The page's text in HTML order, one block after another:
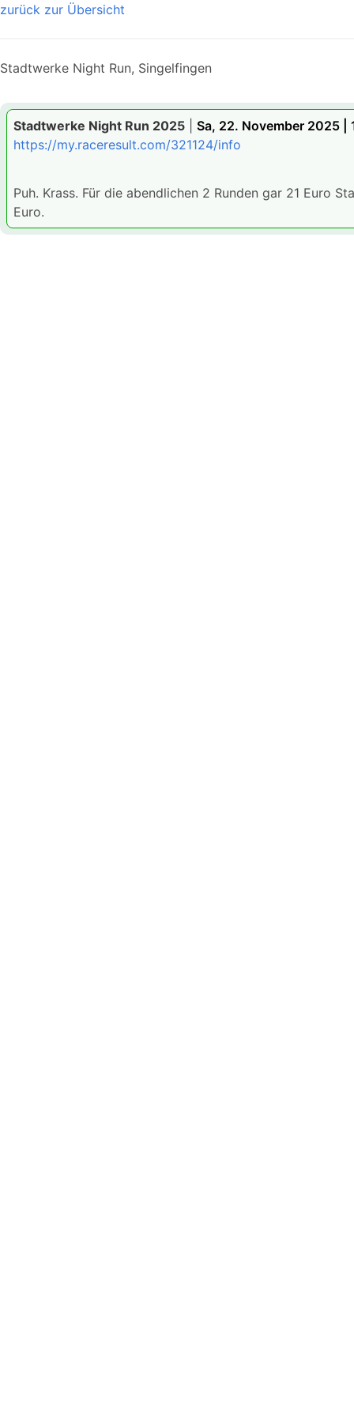
zurück zur Übersicht
Stadtwerke Night Run, Singelfingen
Stadtwerke Night Run 2025
Sa, 22. November 2025 |
https://my.raceresult.com/321124/info
Puh. Krass. Für die abendlichen 2 Runden gar 21 Euro
Euro.